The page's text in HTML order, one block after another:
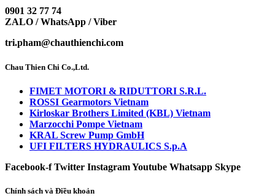
0901 32 77 74
ZALO / WhatsApp / Viber
tri.pham@chauthienchi.com
Chau Thien Chi Co.,Ltd.
FIMET MOTORI & RIDUTTORI S.R.L.
ROSSI Gearmotors Vietnam
Kirloskar Brothers Limited (KBL) Vietnam
Marzocchi Pompe Vietnam
KRAL Screw Pump GmbH
UFI FILTERS HYDRAULICS S.p.A
Facebook-f Twitter InstagramYoutube Whatsapp Skype
Chính sách và Điều khoản